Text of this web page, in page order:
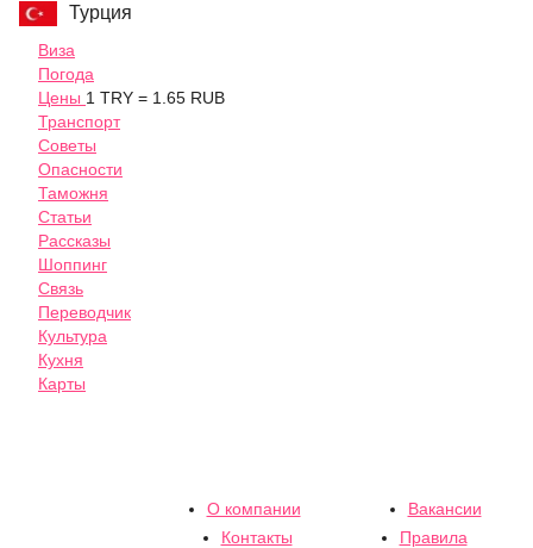
Турция
Виза
Погода
Цены 1 TRY = 1.65 RUB
Транспорт
Советы
Опасности
Таможня
Статьи
Рассказы
Шоппинг
Связь
Переводчик
Культура
Кухня
Карты
О компании
Вакансии
Контакты
Правила